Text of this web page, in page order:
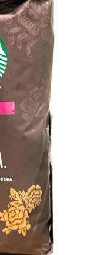
한
풍
미
의
피
원
두
ㅣ
천
상
품]